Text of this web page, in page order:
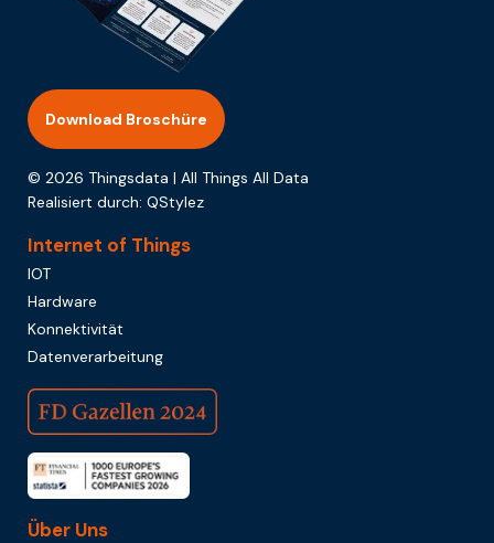
Download Broschüre
© 2026 Thingsdata | All Things All Data
Realisiert durch: QStylez
Internet of Things
IOT
Hardware
Konnektivität
Datenverarbeitung
Über Uns